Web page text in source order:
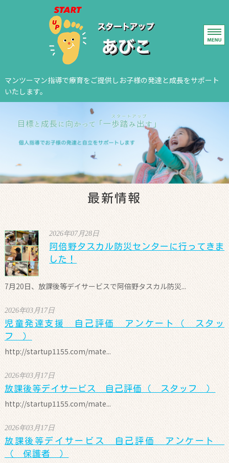
マンツーマン指導で療育をご提供しお子様の発達と成長をサポート
いたします。
施設概要
お問い合わせ
最新情報
2026年07月28日
阿倍野タスカル防災センターに行ってきま
した！
7月20日、放課後等デイサービスで阿倍野タスカル防災...
2026年03月17日
児童発達支援 自己評価 アンケート（ スタッ
フ ）
http://startup1155.com/mate...
2026年03月17日
放課後等デイサービス 自己評価（ スタッフ ）
http://startup1155.com/mate...
2026年03月17日
放課後等デイサービス 自己評価 アンケート
（ 保護者 ）